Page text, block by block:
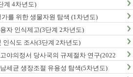
계 4차년도)
를 위한 생물자원 탐색 (1차년도)
자 인식제고(3단계 2차년도)
인식도 조사(3단계 2차년도)
야의정서 당사국의 규제절차 연구(2022
세균 생장조절 유용성 탐색(5차년도)